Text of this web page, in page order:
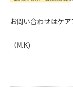
お問い合わせはケア
（M.K)